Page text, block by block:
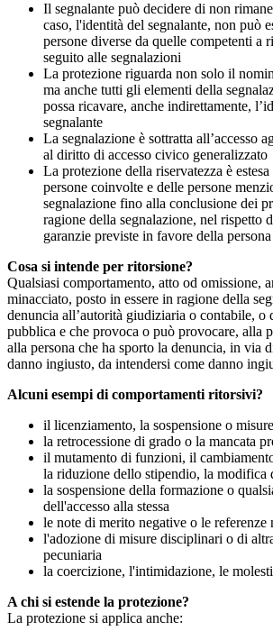
Il segnalante può decidere di non
caso, l'identità del segnalante, non può
persone diverse da quelle competenti a
seguito alle segnalazioni
La protezione riguarda non solo il
ma anche tutti gli elementi della
possa ricavare, anche indirettamente,
segnalante
La segnalazione è sottratta all’accesso
al diritto di accesso civico generalizzato
La protezione della riservatezza è
persone coinvolte e delle persone
segnalazione fino alla conclusione dei
ragione della segnalazione, nel rispetto
garanzie previste in favore della
Cosa si intende per ritorsione?
Qualsiasi comportamento, atto od omissione,
minacciato, posto in essere in ragione della
denuncia all’autorità giudiziaria o contabile, o
pubblica e che provoca o può provocare, alla
alla persona che ha sporto la denuncia, in via
danno ingiusto, da intendersi come danno
Alcuni esempi di comportamenti ritorsivi?
il licenziamento, la sospensione o
la retrocessione di grado o la mancata
il mutamento di funzioni, il
la riduzione dello stipendio, la modifica
la sospensione della formazione o
dell'accesso alla stessa
le note di merito negative o le referenze
l'adozione di misure disciplinari o di
pecuniaria
la coercizione, l'intimidazione, le
A chi si estende la protezione?
La protezione si applica anche: